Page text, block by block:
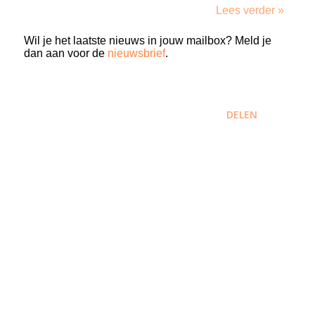
Lees verder »
Wil je het laatste nieuws in jouw mailbox? Meld je
dan aan voor de nieuwsbrief.
DELEN